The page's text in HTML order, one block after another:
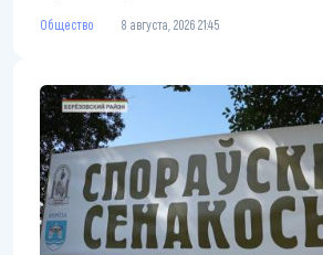
Общество 8 августа, 2026 21:45